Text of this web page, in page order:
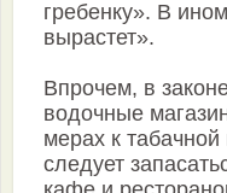
гребенку». В
вырастет».
Впрочем, в
водочные
мерах к
следует